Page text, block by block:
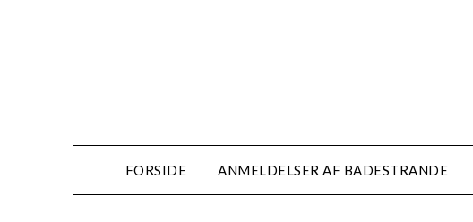
FORSIDE ANMELDELSER AF BADESTRANDE